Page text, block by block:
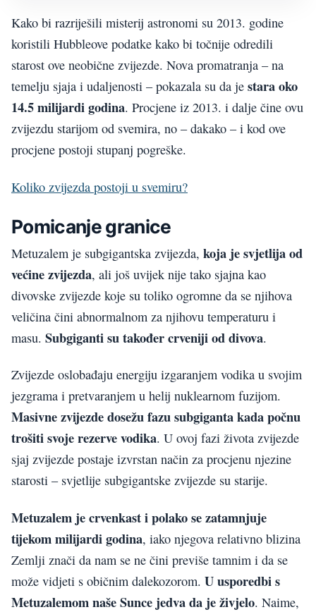
Kako bi razriješili misterij astronomi su 2013. godine
koristili Hubbleove podatke kako bi točnije odredili
starost ove neobične zvijezde. Nova promatranja – na
temelju sjaja i udaljenosti – pokazala su da je stara oko
14.5 milijardi godina. Procjene iz 2013. i dalje čine ovu
zvijezdu starijom od svemira, no – dakako – i kod ove
procjene postoji stupanj pogreške.
Koliko zvijezda postoji u svemiru?
Pomicanje granice
Metuzalem je subgigantska zvijezda, koja je svjetlija od
većine zvijezda, ali još uvijek nije tako sjajna kao
divovske zvijezde koje su toliko ogromne da se njihova
veličina čini abnormalnom za njihovu temperaturu i
masu. Subgiganti su također crveniji od divova.
Zvijezde oslobađaju energiju izgaranjem vodika u svojim
jezgrama i pretvaranjem u helij nuklearnom fuzijom.
Masivne zvijezde dosežu fazu subgiganta kada počnu
trošiti svoje rezerve vodika. U ovoj fazi života zvijezde
sjaj zvijezde postaje izvrstan način za procjenu njezine
starosti – svjetlije subgigantske zvijezde su starije.
Metuzalem je crvenkast i polako se zatamnjuje
tijekom milijardi godina, iako njegova relativno blizina
Zemlji znači da nam se ne čini previše tamnim i da se
može vidjeti s običnim dalekozorom. U usporedbi s
Metuzalemom naše Sunce jedva da je živjelo. Naime,